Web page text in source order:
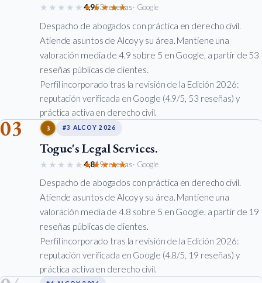
★★★★★★★★★★
4,953 reseñas· Google
Despacho de abogados con práctica en derecho civil.
Atiende asuntos de Alcoy y su área. Mantiene una
valoración media de 4.9 sobre 5 en Google, a partir de 53
reseñas públicas de clientes.
Perfil incorporado tras la revisión de la Edición 2026:
reputación verificada en Google (4.9/5, 53 reseñas) y
práctica activa en derecho civil.
03 3 #3 ALCOY 2026
Togue's Legal Services.
★★★★★★★★★★
4,819 reseñas· Google
Despacho de abogados con práctica en derecho civil.
Atiende asuntos de Alcoy y su área. Mantiene una
valoración media de 4.8 sobre 5 en Google, a partir de 19
reseñas públicas de clientes.
Perfil incorporado tras la revisión de la Edición 2026:
reputación verificada en Google (4.8/5, 19 reseñas) y
práctica activa en derecho civil.